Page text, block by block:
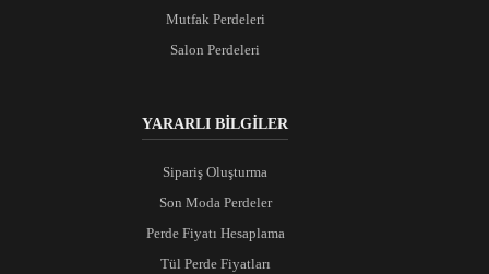
Mutfak Perdeleri
Salon Perdeleri
YARARLI BİLGİLER
Sipariş Oluşturma
Son Moda Perdeler
Perde Fiyatı Hesaplama
Tül Perde Fiyatları